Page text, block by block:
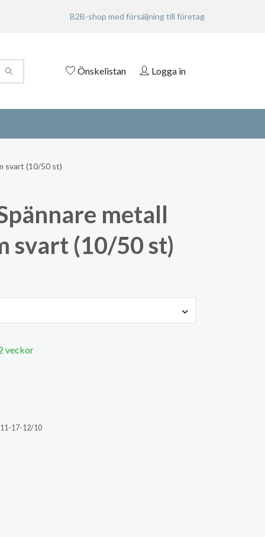
B2B-shop med försäljning till företag
Önskelistan Logga in
svart (10/50 st)
metall
svart (10/50 st)
veckor
17-12/10